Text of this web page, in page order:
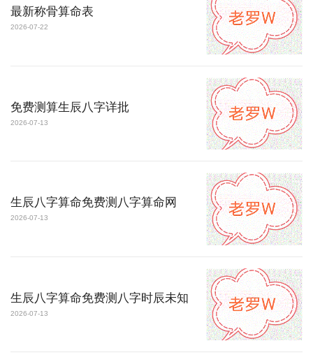
最新称骨算命表
2026-07-22
免费测算生辰八字详批
2026-07-13
生辰八字算命免费测八字算命网
2026-07-13
生辰八字算命免费测八字时辰未知
2026-07-13